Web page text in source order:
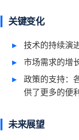
关键变化
技术的持续演
市场需求的增
政策的支持：
供了更多的便
未来展望